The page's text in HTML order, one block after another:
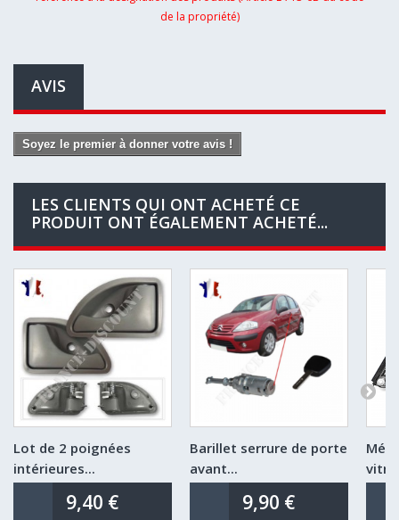
de la propriété)
AVIS
Soyez le premier à donner votre avis !
LES CLIENTS QUI ONT ACHETÉ CE
PRODUIT ONT ÉGALEMENT ACHETÉ...
Lot de 2 poignées
intérieures...
9,40 €
Barillet serrure de porte
avant...
9,90 €